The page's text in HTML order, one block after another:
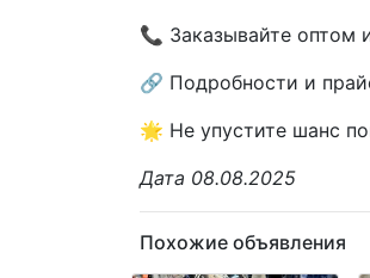
📞 Заказывайте оптом
🔗 Подробности и
🌟 Не упустите шанс
Дата 08.08.2025
Похожие объявления